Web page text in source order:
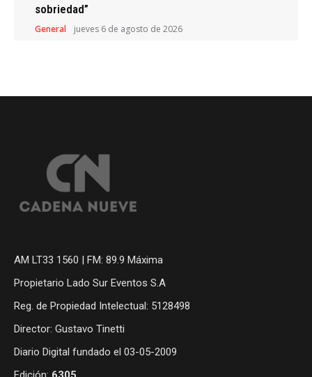
sobriedad”
General jueves 6 de agosto de 2026
AM LT33 1560 | FM: 89.9 Máxima
Propietario Lado Sur Eventos S.A
Reg. de Propiedad Intelectual: 5128498
Director: Gustavo Tinetti
Diario Digital fundado el 03-05-2009